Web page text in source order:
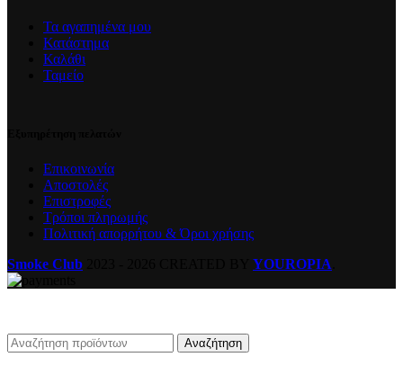
Τα αγαπημένα μου
Κατάστημα
Καλάθι
Ταμείο
Επικοινωνία
Αποστολές
Επιστροφές
Τρόποι πληρωμής
Πολιτική απορρήτου & Όροι χρήσης
Smoke Club
YOUROPIA
Αναζήτηση